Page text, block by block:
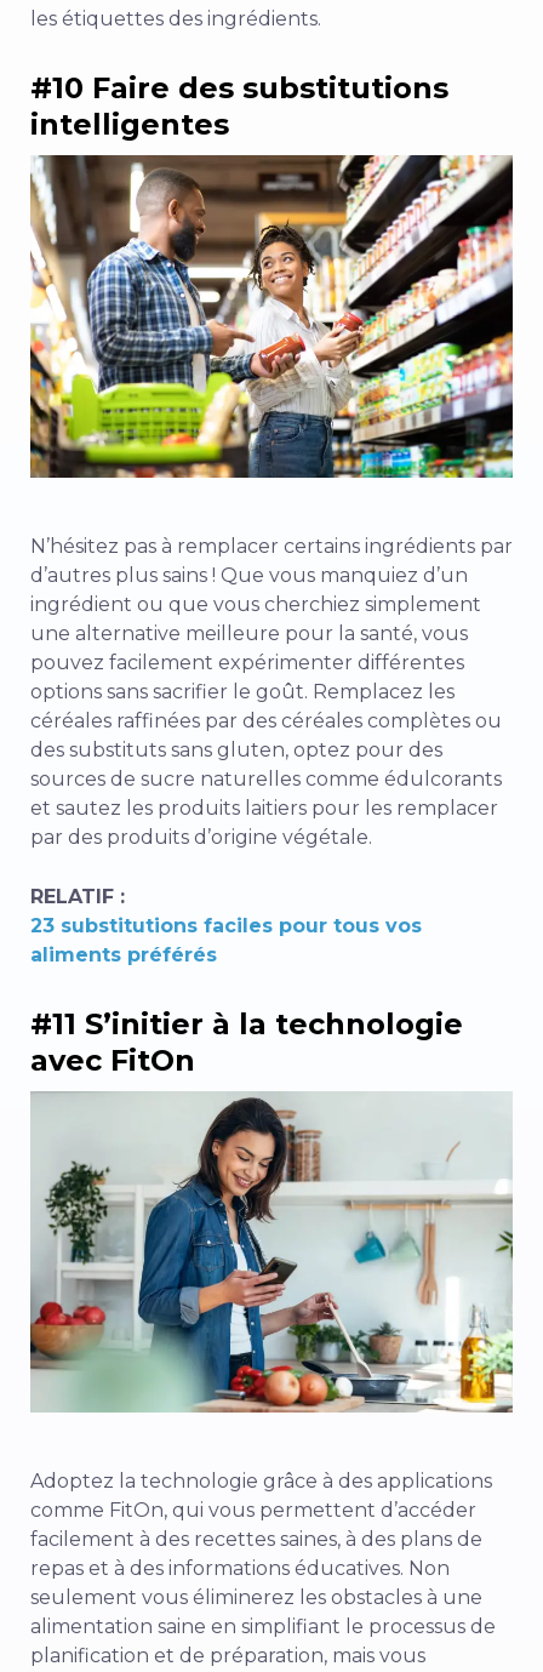
les étiquettes des ingrédients.
#10 Faire des substitutions
intelligentes
N’hésitez pas à remplacer certains ingrédients par
d’autres plus sains ! Que vous manquiez d’un
ingrédient ou que vous cherchiez simplement
une alternative meilleure pour la santé, vous
pouvez facilement expérimenter différentes
options sans sacrifier le goût. Remplacez les
céréales raffinées par des céréales complètes ou
des substituts sans gluten, optez pour des
sources de sucre naturelles comme édulcorants
et sautez les produits laitiers pour les remplacer
par des produits d’origine végétale.
RELATIF :
23 substitutions faciles pour tous vos
aliments préférés
#11 S’initier à la technologie
avec FitOn
Adoptez la technologie grâce à des applications
comme FitOn, qui vous permettent d’accéder
facilement à des recettes saines, à des plans de
repas et à des informations éducatives. Non
seulement vous éliminerez les obstacles à une
alimentation saine en simplifiant le processus de
planification et de préparation, mais vous